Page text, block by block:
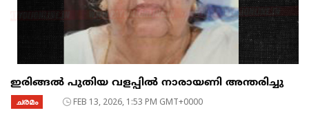
ഇരിങ്ങൽ പുതിയ വളപ്പിൽ നാരായണി അന്തരിച്ചു
ചരമം FEB 13, 2026, 1:53 PM GMT+0000